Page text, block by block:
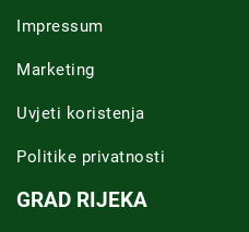
Impressum
Marketing
Uvjeti koristenja
Politike privatnosti
GRAD RIJEKA